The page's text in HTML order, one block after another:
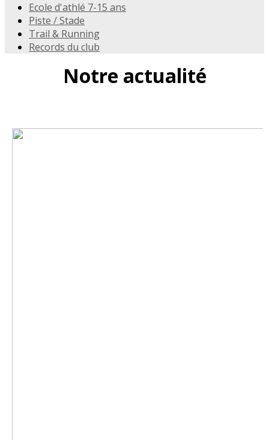
Ecole d'athlé 7-15 ans
Piste / Stade
Trail & Running
Records du club
Notre actualité